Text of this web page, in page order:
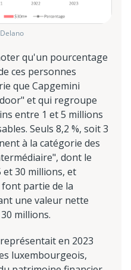
qu'un pourcentage
ces personnes
que Capgemini
et qui regroupe
entre 1 et 5 millions
Seuls 8,2 %, soit 3
à la catégorie des
dont le
30 millions, et
partie de la
une valeur nette
millions.
en 2023
luxembourgeois,